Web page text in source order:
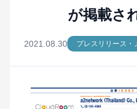
が掲載さ
2021.08.30 プレスリリース・